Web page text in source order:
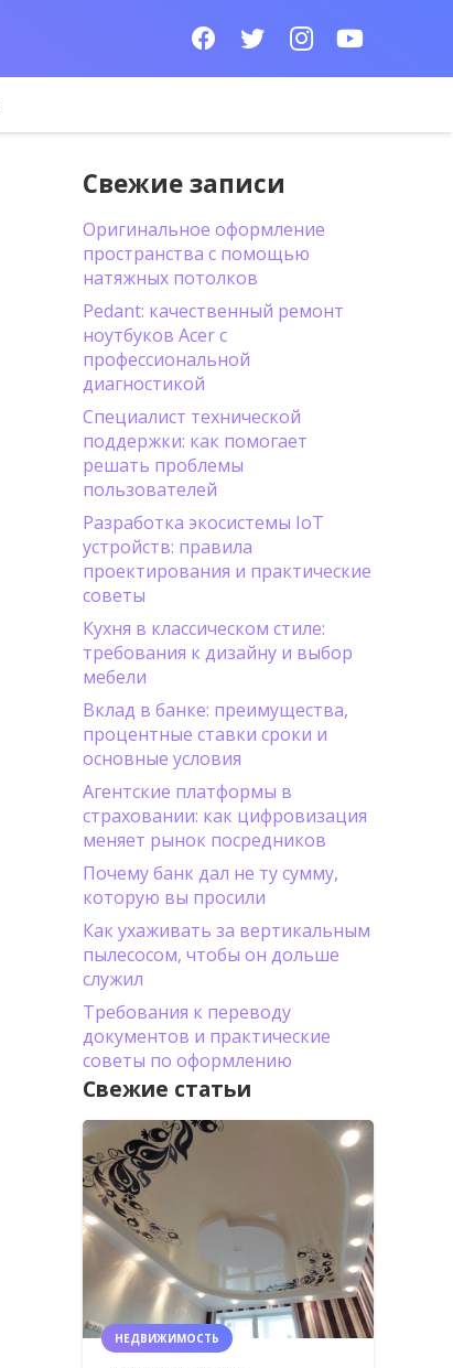
Свежие записи
Оригинальное оформление
пространства с помощью
натяжных потолков
Pedant: качественный ремонт
ноутбуков Acer с
профессиональной
диагностикой
Специалист технической
поддержки: как помогает
решать проблемы
пользователей
Разработка экосистемы IoT
устройств: правила
проектирования и практические
советы
Кухня в классическом стиле:
требования к дизайну и выбор
мебели
Вклад в банке: преимущества,
процентные ставки сроки и
основные условия
Агентские платформы в
страховании: как цифровизация
меняет рынок посредников
Почему банк дал не ту сумму,
которую вы просили
Как ухаживать за вертикальным
пылесосом, чтобы он дольше
служил
Требования к переводу
документов и практические
советы по оформлению
Свежие статьи
НЕДВИЖИМОСТЬ